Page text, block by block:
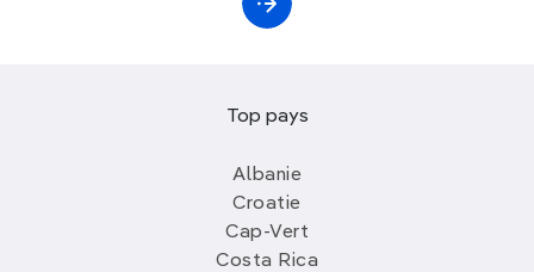
Top pays
Albanie
Croatie
Cap-Vert
Costa Rica